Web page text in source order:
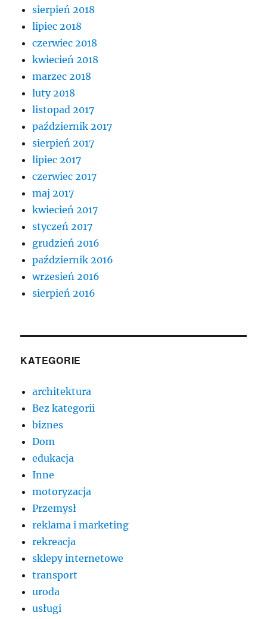
sierpień 2018
lipiec 2018
czerwiec 2018
kwiecień 2018
marzec 2018
luty 2018
listopad 2017
październik 2017
sierpień 2017
lipiec 2017
czerwiec 2017
maj 2017
kwiecień 2017
styczeń 2017
grudzień 2016
październik 2016
wrzesień 2016
sierpień 2016
KATEGORIE
architektura
Bez kategorii
biznes
Dom
edukacja
Inne
motoryzacja
Przemysł
reklama i marketing
rekreacja
sklepy internetowe
transport
uroda
usługi